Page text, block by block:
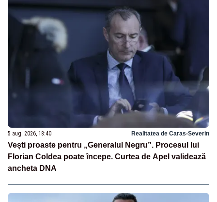
5 aug. 2026, 18:40 Realitatea de Caras-Severin
Vești proaste pentru „Generalul Negru”. Procesul lui
Florian Coldea poate începe. Curtea de Apel validează
ancheta DNA